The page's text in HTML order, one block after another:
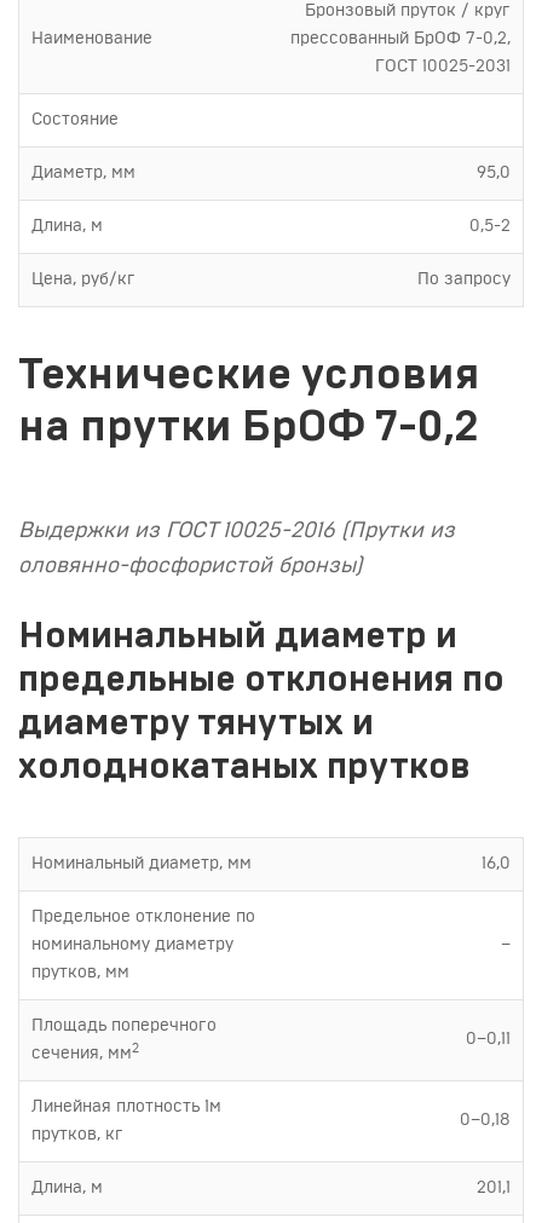
Наименование
Бронзовый пруток / круг
прессованный БрОФ 7-0,2,
ГОСТ 10025-2031
Состояние
Диаметр, мм 95,0
Длина, м 0,5-2
Цена, руб/кг По запросу
Технические условия
на прутки БрОФ 7-0,2
Выдержки из ГОСТ 10025-2016 (Прутки из
оловянно-фосфористой бронзы)
Номинальный диаметр и
предельные отклонения по
диаметру тянутых и
холоднокатаных прутков
Номинальный диаметр, мм 16,0
Предельное отклонение по
номинальному диаметру
прутков, мм
–
Площадь поперечного
сечения, мм2
0–0,11
Линейная плотность 1м
прутков, кг
0–0,18
Длина, м 201,1